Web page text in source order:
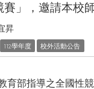
」，邀請本校
昇
112學年度 校外活動公告
育部指導之全國性